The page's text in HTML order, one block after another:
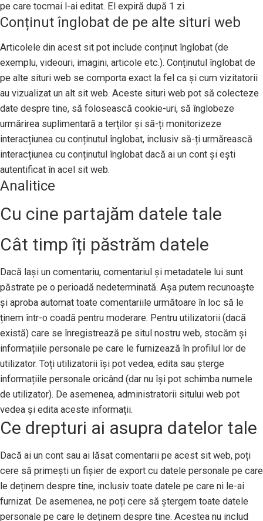
pe care tocmai l-ai editat. El expiră după 1 zi.
Conținut înglobat de pe alte situri web
Articolele din acest sit pot include conținut înglobat (de
exemplu, videouri, imagini, articole etc.). Conținutul înglobat de
pe alte situri web se comporta exact la fel ca și cum vizitatorii
au vizualizat un alt sit web. Aceste situri web pot să colecteze
date despre tine, să folosească cookie-uri, să înglobeze
urmărirea suplimentară a terților și să-ți monitorizeze
interacțiunea cu conținutul înglobat, inclusiv să-ți urmărească
interacțiunea cu conținutul înglobat dacă ai un cont și ești
autentificat în acel sit web.
Analitice
Cu cine partajăm datele tale
Cât timp îți păstrăm datele
Dacă lași un comentariu, comentariul și metadatele lui sunt
păstrate pe o perioadă nedeterminată. Așa putem recunoaște
și aproba automat toate comentariile următoare în loc să le
ținem într-o coadă pentru moderare. Pentru utilizatorii (dacă
există) care se înregistrează pe situl nostru web, stocăm și
informațiile personale pe care le furnizează în profilul lor de
utilizator. Toți utilizatorii își pot vedea, edita sau șterge
informațiile personale oricând (dar nu își pot schimba numele
de utilizator). De asemenea, administratorii sitului web pot
vedea și edita aceste informații.
Ce drepturi ai asupra datelor tale
Dacă ai un cont sau ai lăsat comentarii pe acest sit web, poți
cere să primești un fișier de export cu datele personale pe care
le deținem despre tine, inclusiv toate datele pe care ni le-ai
furnizat. De asemenea, ne poți cere să ștergem toate datele
personale pe care le deținem despre tine. Acestea nu includ